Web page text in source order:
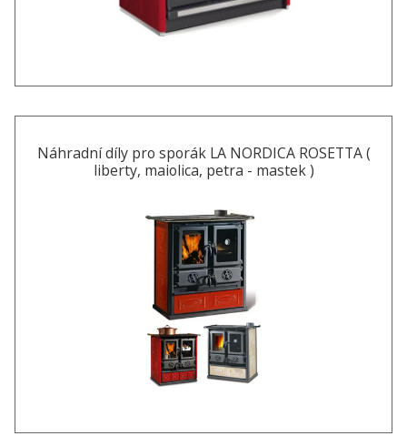
Náhradní díly pro sporák LA NORDICA ROSETTA (
liberty, maiolica, petra - mastek )